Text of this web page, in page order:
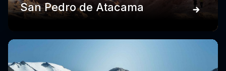
San Pedro de Atacama